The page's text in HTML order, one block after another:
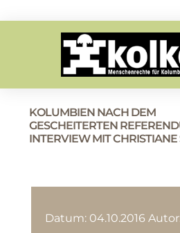
KOLUMBIEN NACH DEM
GESCHEITERTEN
INTERVIEW MIT
Datum: 04.10.2016